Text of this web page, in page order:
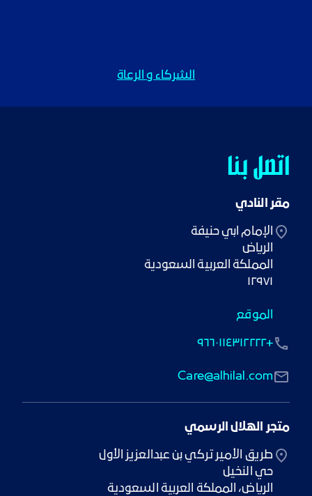
الشركاء و الرعاة
اتصل بنا
مقر النادي
١٢٩٧١
الموقع
Care@alhilal.com
+٩٦٦٠١١٤٣١٢٢٢٢
متجر الهلال الرسمي
حي النخيل